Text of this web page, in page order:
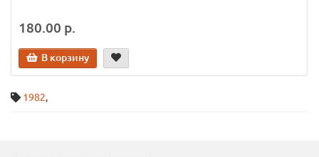
180.00 р.
В корзину
1982,